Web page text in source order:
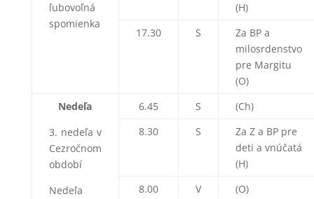
ľubovoľná
spomienka
(H)
17.30
S
Za BP a
milosrdenstvo
pre Margitu
(O)
Nedeľa
3. nedeľa v
Cezročnom
období
Nedeľa
6.45 S
(Ch)
8.30
S
Za Z a BP pre
deti a vnúčatá
(H)
8.00
V
(O)